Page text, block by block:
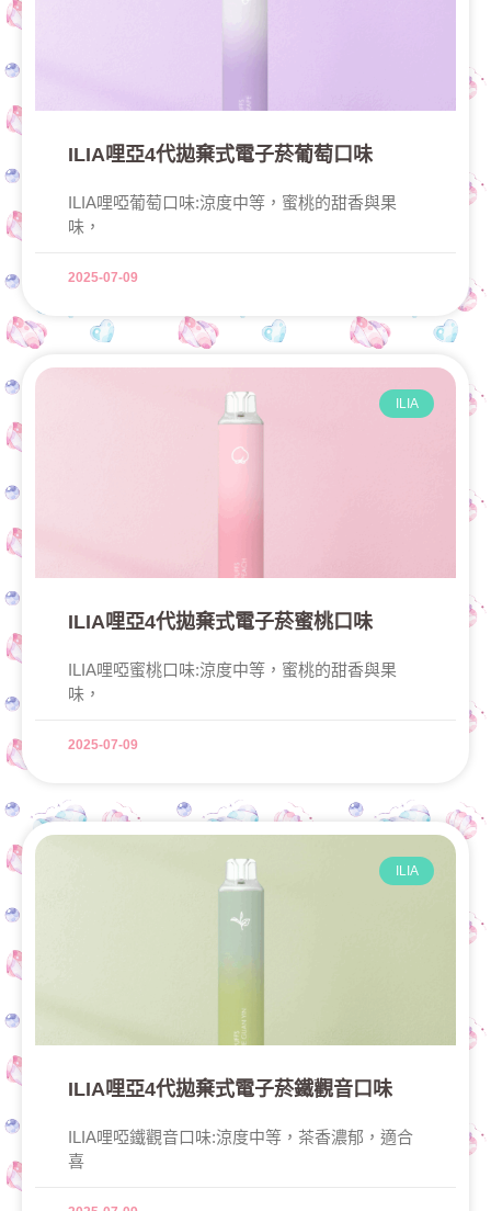
ILIA哩亞4代拋棄式電子菸葡萄口味
ILIA哩啞葡萄口味:涼度中等，蜜桃的甜香與果
味，
2025-07-09
ILIA
ILIA哩亞4代拋棄式電子菸蜜桃口味
ILIA哩啞蜜桃口味:涼度中等，蜜桃的甜香與果
味，
2025-07-09
ILIA
ILIA哩亞4代拋棄式電子菸鐵觀音口味
ILIA哩啞鐵觀音口味:涼度中等，茶香濃郁，適合
喜